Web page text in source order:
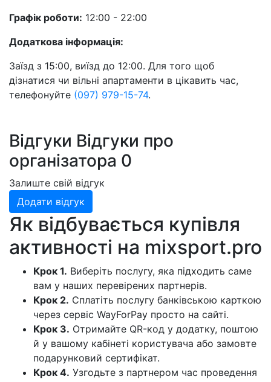
Графік роботи: 12:00 - 22:00
Додаткова інформація:
Заїзд з 15:00, виїзд до 12:00. Для того щоб
дізнатися чи вільні апартаменти в цікавить час,
телефонуйте (097) 979-15-74.
Відгуки Відгуки про
організатора 0
Залиште свій відгук
Додати відгук
Як відбувається купівля
активності на mixsport.pro
Крок 1. Виберіть послугу, яка підходить саме
вам у наших перевірених партнерів.
Крок 2. Сплатіть послугу банківською карткою
через сервіс WayForPay просто на сайті.
Крок 3. Отримайте QR-код у додатку, поштою
й у вашому кабінеті користувача або замовте
подарунковий сертифікат.
Крок 4. Узгодьте з партнером час проведення